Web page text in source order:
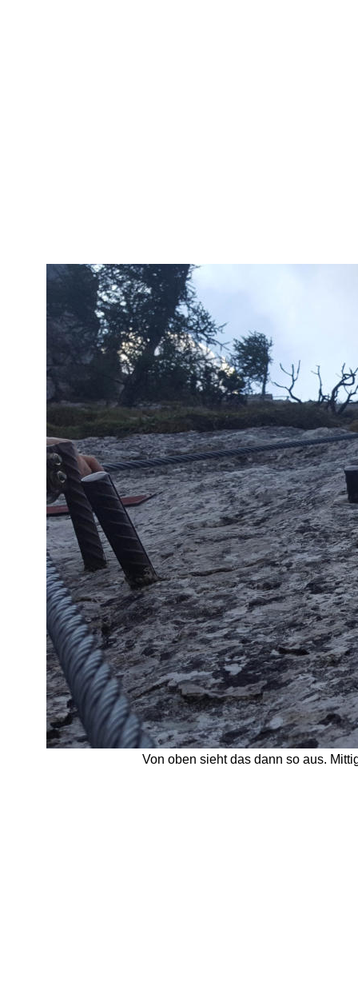
Von oben sieht das dann so aus.